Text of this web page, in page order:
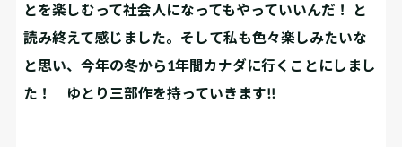
とを楽しむって社会人になってもやっていいんだ！ と
読み終えて感じました。そして私も色々楽しみたいな
と思い、今年の冬から1年間カナダに行くことにしまし
た！ ゆとり三部作を持っていきます!!